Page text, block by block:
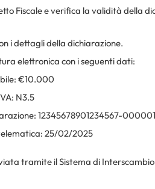
Fiscale e verifica la validità della
i dettagli della dichiarazione.
elettronica con i seguenti dati:
€10.000
N3.5
12345678901234567-000001
25/02/2025
tramite il Sistema di